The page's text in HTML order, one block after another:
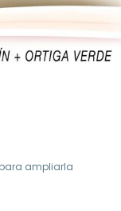
ampliarla